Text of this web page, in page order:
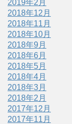
2019年2月
2018年12月
2018年11月
2018年10月
2018年9月
2018年6月
2018年5月
2018年4月
2018年3月
2018年2月
2017年12月
2017年11月